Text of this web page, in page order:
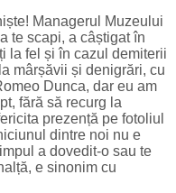
Managerul Muzeului
te scapi, a câștigat în
la fel și în cazul demiterii
mârșăvii și denigrări, cu
Dunca, dar eu am
fără să recurg la
prezență pe fotoliul
dintre noi nu e
a dovedit-o sau te
e sinonim cu